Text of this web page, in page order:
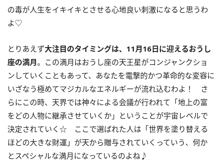
の毒が人生をイキイキとさせる心地良い刺激になると思うわ
よ♡
とりあえず大注目のタイミングは、 11月16日に迎えるおうし
座の満月。この満月はおうし座の天王星がコンジャンクショ
ンしていくこともあって、あなたを電撃的かつ革命的な変容に
いざなう極めてマジカルなエネルギーが流れ込むわよ！ さ
らにこの時、天界では神々による会議が行われて「地上の富
をどの人物に継承させていくか」ということが宇宙レベルで
決定されていく☆ ここで選ばれた人は「世界を塗り替える
ほどの大きな財運」が天から贈与されていくっていう、何か
とスペシャルな満月になっているのよね♪